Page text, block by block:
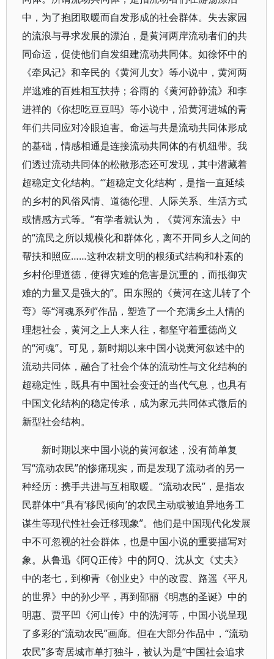
中，为了抱团取暖而自发形成的社会群体。失去家园
的流浪与寻求发展的漂泊，是黄河两岸流动者们的共
同命运，促使他们自发组建流动共同体。如徐怀中的
《牵风记》和辛民的《黄河儿女》等小说中，黄河两
岸逃难的百姓相互扶持；谷雨的《黄河静静流》和李
进祥的《你想吃豆豆吗》等小说中，沿黄河进城的青
年们共同应对冷眼迫害。命运与共是流动共同体形成
的基础，情感相通是连接流动共同体的有机纽带。我
们透过流动共同体的松散形态还可发现，其中潜藏着
超稳定文化结构。“‘超稳定文化结构’，是指一直延续
的乡村的风俗风情、道德伦理、人际关系、生活方式
或情感方式等。”有学者就认为，《黄河东流去》中
的“流民之所以规模化和群体化，离不开同乡人之间的
帮扶和照应……这种农耕文明的根须式结构和朴素的
乡村伦理道德，使得灾难的危害是沉重的，而抵御灾
难的力量又是强大的”。田东照的《黄河在这儿转了个
弯》等“河魂系列”作品，塑造了一个充满乡土人情的
理想社会，黄河之上人来人往，都坚守着重德尚义
的“河魂”。可见，新时期以来中国小说黄河叙述中的
流动共同体，融合了社会个体的流动性与文化结构的
超稳定性，既具有中国社会变迁的当代气息，也具有
中国文化结构的稳定传承，成为家元共同体式微后的
新型社会结构。
新时期以来中国小说的黄河叙述，没有简单复
写“流动农民”的惨痛现实，而是发现了流动者的另一
种经历：携手共进与互相取暖。“流动农民”，是指农
民群体中“具有‘移民倾向’的农民主动或被迫异地务工
谋生等现代性社会迁移现象”。他们是中国现代化发展
中不可忽视的社会群体，也是中国小说的重要描写对
象。从鲁迅《阿Q正传》中的阿Q、沈从文《丈夫》
中的老七，到柳青《创业史》中的改霞、路遥《平凡
的世界》中的孙少平，再到邵丽《明惠的圣诞》中的
明惠、贾平凹《河山传》中的洗河等，中国小说呈现
了多彩的“流动农民”画廊。但在大部分作品中，“流动
农民”多寄居城市单打独斗，被认为是“中国社会追求